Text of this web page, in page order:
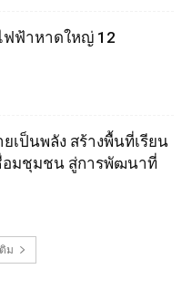
ฟฟ้าหาดใหญ่ 12
เป็นพลัง สร้างพื้นที่เรียน
อมชุมชน สู่การพัฒนาที่
ม